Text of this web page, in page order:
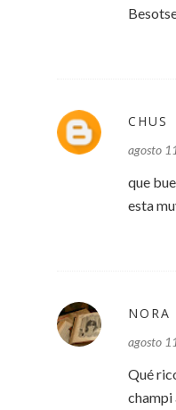
CHUS
agosto
que
esta
NORA
agosto
Qué
champi